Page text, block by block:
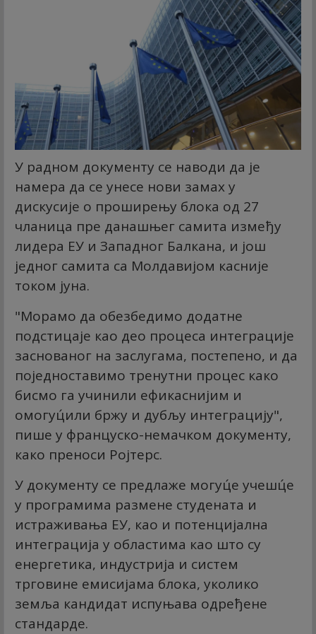
У радном документу се наводи да је
намера да се унесе нови замах у
дискусије о проширењу блока од 27
чланица пре данашњег самита између
лидера ЕУ и Западног Балкана, и још
једног самита са Молдавијом касније
током јуна.
"Морамо да обезбедимо додатне
подстицаје као део процеса интеграције
заснованог на заслугама, постепено, и да
поједноставимо тренутни процес како
бисмо га учинили ефикаснијим и
омогуц́или бржу и дубљу интеграцију",
пише у француско-немачком документу,
како преноси Ројтерс.
У документу се предлаже могуц́е учешц́е
у програмима размене студената и
истраживања ЕУ, као и потенцијална
интеграција у областима као што су
енергетика, индустрија и систем
трговине емисијама блока, уколико
земља кандидат испуњава одређене
стандарде.